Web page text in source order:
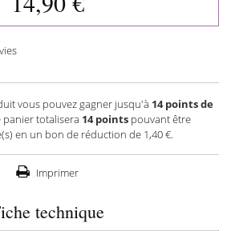
vous pouvez gagner jusqu'à 14points de
panier totalisera 14pointspouvant être
en un bon de réduction de 1,40 €.
Imprimer
technique